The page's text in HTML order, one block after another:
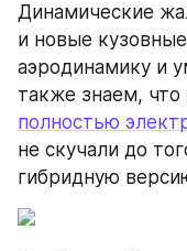
Динамические
и новые
аэродинамику и
полностью
не скучали до
гибридную